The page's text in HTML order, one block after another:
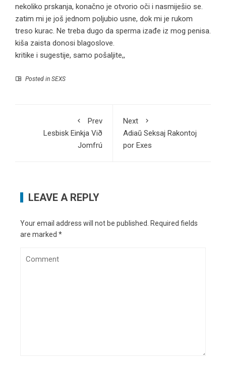
nekoliko prskanja, konačno je otvorio oči i nasmiješio se.
zatim mi je još jednom poljubio usne, dok mi je rukom
treso kurac. Ne treba dugo da sperma izađe iz mog penisa.
kiša zaista donosi blagoslove.
kritike i sugestije, samo pošaljite,,
Posted in SEXS
Prev
Lesbisk Einkja Við
Jomfrú
Next
Adiaŭ Seksaj Rakontoj
por Exes
LEAVE A REPLY
Your email address will not be published. Required fields
are marked *